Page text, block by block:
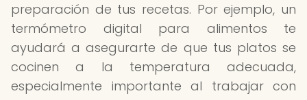
preparación de tus recetas. Por ejemplo, un
termómetro digital para alimentos te
ayudará a asegurarte de que tus platos se
cocinen a la temperatura adecuada,
especialmente importante al trabajar con